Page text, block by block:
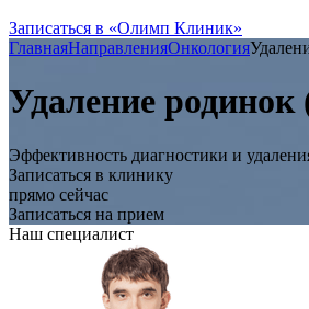
Записаться в «Олимп Клиник»
ГлавнаяНаправленияОнкология
Удаление родинок
Эффективность диагностики и
Записаться в клинику
прямо сейчас
Записаться на прием
Наш специалист